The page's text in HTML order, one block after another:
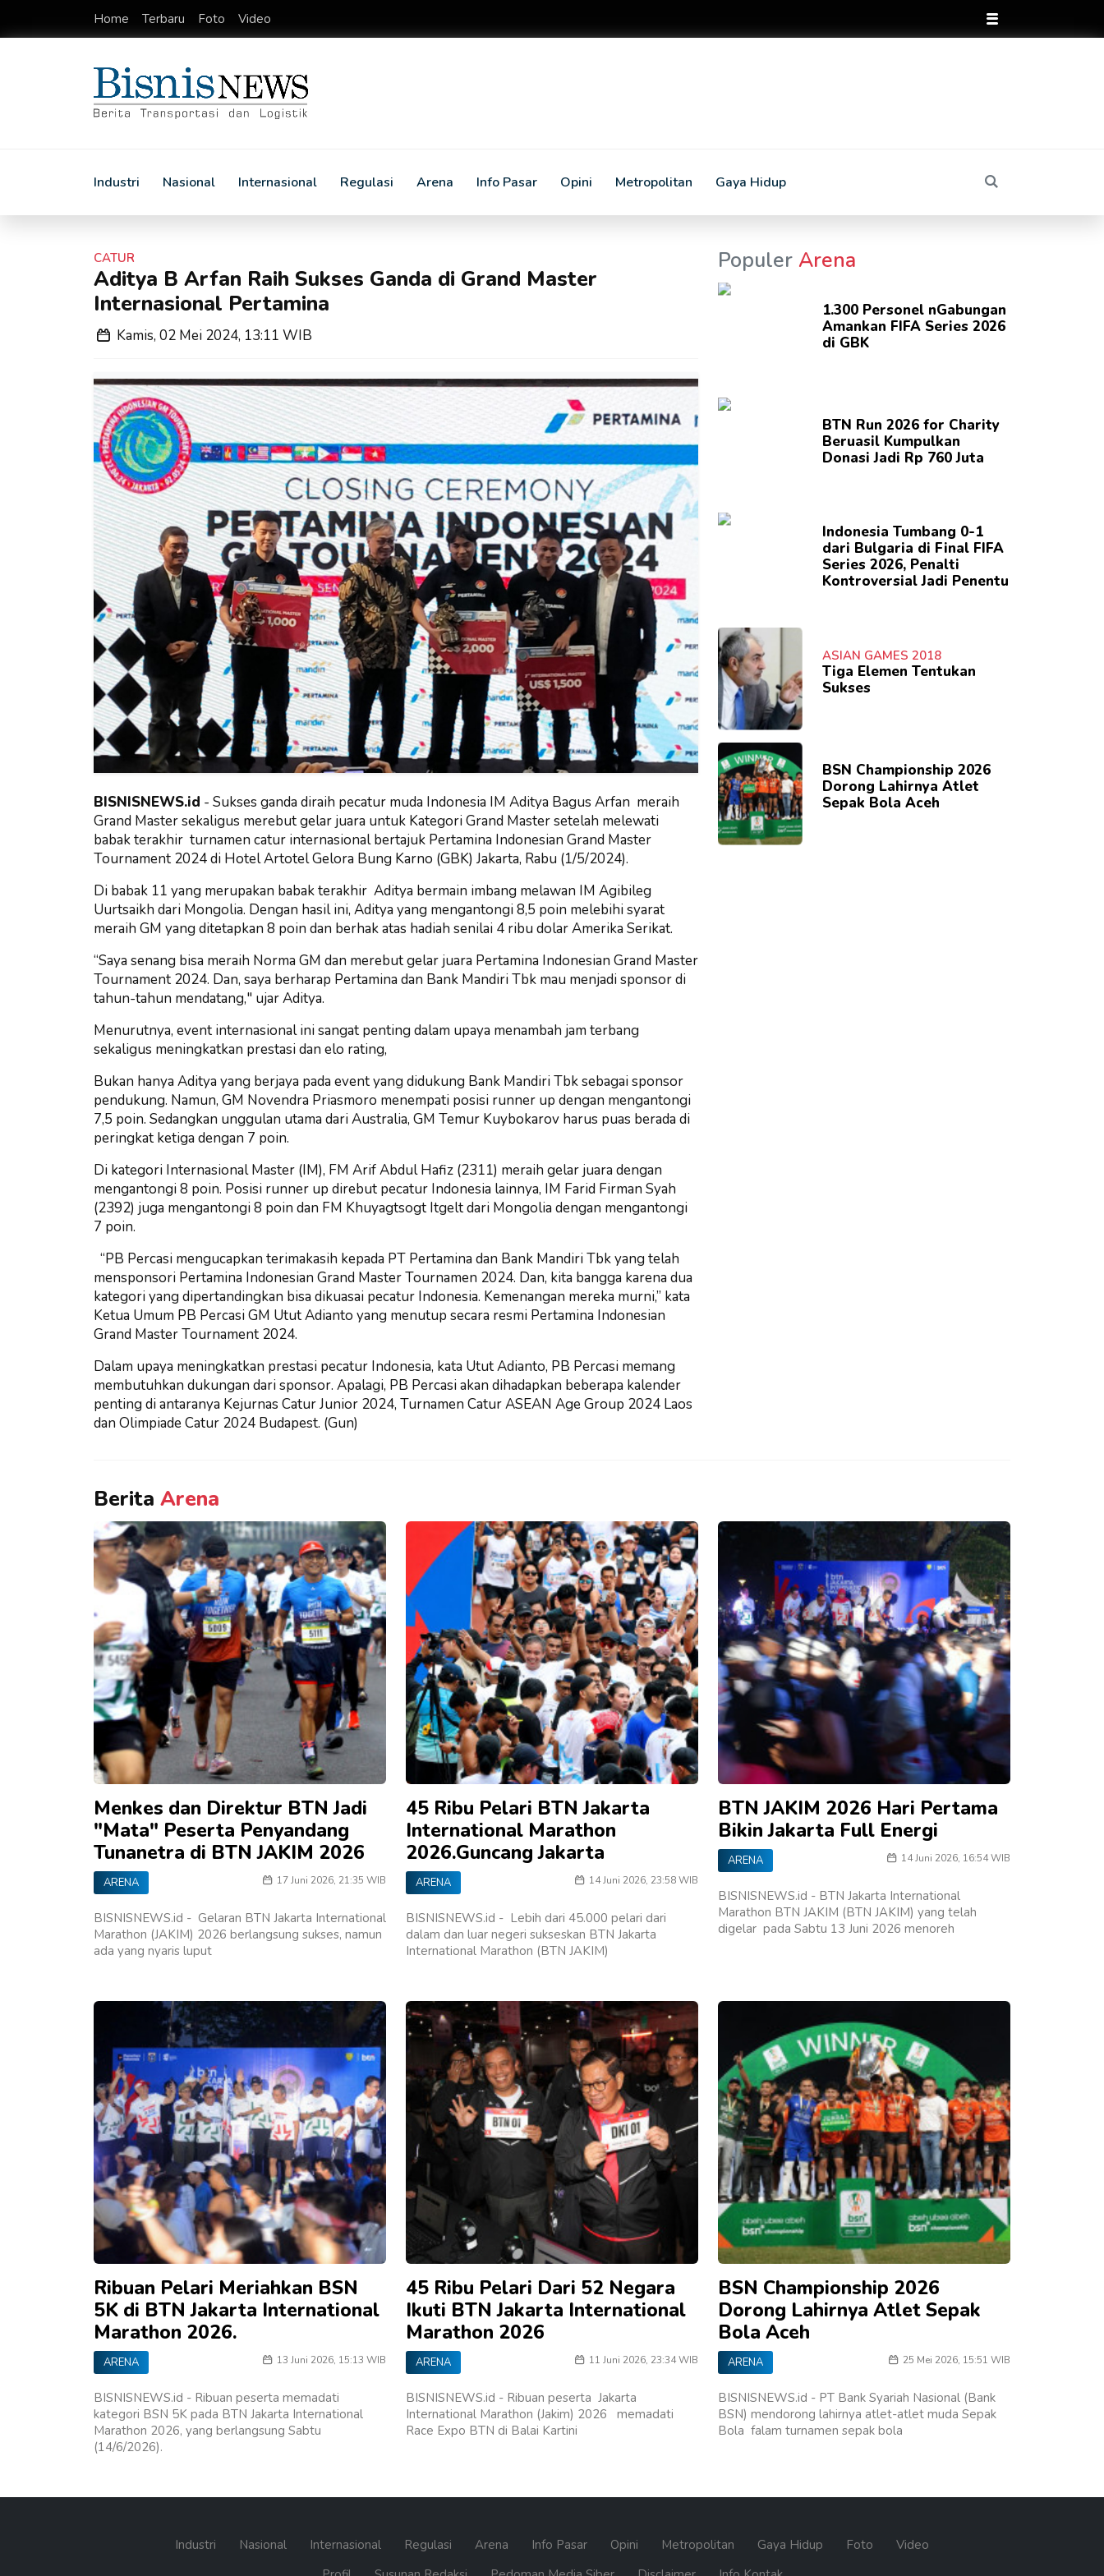
Home Terbaru Foto Video
Industri Nasional Internasional Regulasi Arena Info Pasar Opini Metropolitan Gaya Hidup
CATUR
Aditya B Arfan Raih Sukses Ganda di Grand Master
Internasional Pertamina
Kamis, 02 Mei 2024, 13:11 WIB
BISNISNEWS.id - Sukses ganda diraih pecatur muda Indonesia IM Aditya Bagus Arfan meraih
Grand Master sekaligus merebut gelar juara untuk Kategori Grand Master setelah melewati
babak terakhir turnamen catur internasional bertajuk Pertamina Indonesian Grand Master
Tournament 2024 di Hotel Artotel Gelora Bung Karno (GBK) Jakarta, Rabu (1/5/2024).
Di babak 11 yang merupakan babak terakhir Aditya bermain imbang melawan IM Agibileg
Uurtsaikh dari Mongolia. Dengan hasil ini, Aditya yang mengantongi 8,5 poin melebihi syarat
meraih GM yang ditetapkan 8 poin dan berhak atas hadiah senilai 4 ribu dolar Amerika Serikat.
“Saya senang bisa meraih Norma GM dan merebut gelar juara Pertamina Indonesian Grand Master
Tournament 2024. Dan, saya berharap Pertamina dan Bank Mandiri Tbk mau menjadi sponsor di
tahun-tahun mendatang," ujar Aditya.
Menurutnya, event internasional ini sangat penting dalam upaya menambah jam terbang
sekaligus meningkatkan prestasi dan elo rating,
Bukan hanya Aditya yang berjaya pada event yang didukung Bank Mandiri Tbk sebagai sponsor
pendukung. Namun, GM Novendra Priasmoro menempati posisi runner up dengan mengantongi
7,5 poin. Sedangkan unggulan utama dari Australia, GM Temur Kuybokarov harus puas berada di
peringkat ketiga dengan 7 poin.
Di kategori Internasional Master (IM), FM Arif Abdul Hafiz (2311) meraih gelar juara dengan
mengantongi 8 poin. Posisi runner up direbut pecatur Indonesia lainnya, IM Farid Firman Syah
(2392) juga mengantongi 8 poin dan FM Khuyagtsogt Itgelt dari Mongolia dengan mengantongi
7 poin.
“PB Percasi mengucapkan terimakasih kepada PT Pertamina dan Bank Mandiri Tbk yang telah
mensponsori Pertamina Indonesian Grand Master Tournamen 2024. Dan, kita bangga karena dua
kategori yang dipertandingkan bisa dikuasai pecatur Indonesia. Kemenangan mereka murni,” kata
Ketua Umum PB Percasi GM Utut Adianto yang menutup secara resmi Pertamina Indonesian
Grand Master Tournament 2024.
Dalam upaya meningkatkan prestasi pecatur Indonesia, kata Utut Adianto, PB Percasi memang
membutuhkan dukungan dari sponsor. Apalagi, PB Percasi akan dihadapkan beberapa kalender
penting di antaranya Kejurnas Catur Junior 2024, Turnamen Catur ASEAN Age Group 2024 Laos
dan Olimpiade Catur 2024 Budapest. (Gun)
Populer Arena
1.300 Personel nGabungan
Amankan FIFA Series 2026
di GBK
BTN Run 2026 for Charity
Beruasil Kumpulkan
Donasi Jadi Rp 760 Juta
Indonesia Tumbang 0-1
dari Bulgaria di Final FIFA
Series 2026, Penalti
Kontroversial Jadi Penentu
ASIAN GAMES 2018
Tiga Elemen Tentukan
Sukses
BSN Championship 2026
Dorong Lahirnya Atlet
Sepak Bola Aceh
Berita Arena
Menkes dan Direktur BTN Jadi
"Mata" Peserta Penyandang
Tunanetra di BTN JAKIM 2026
ARENA 17 Juni 2026, 21:35 WIB
BISNISNEWS.id - Gelaran BTN Jakarta International
Marathon (JAKIM) 2026 berlangsung sukses, namun
ada yang nyaris luput
45 Ribu Pelari BTN Jakarta
International Marathon
2026.Guncang Jakarta
ARENA 14 Juni 2026, 23:58 WIB
BISNISNEWS.id - Lebih dari 45.000 pelari dari
dalam dan luar negeri sukseskan BTN Jakarta
International Marathon (BTN JAKIM)
BTN JAKIM 2026 Hari Pertama
Bikin Jakarta Full Energi
ARENA 14 Juni 2026, 16:54 WIB
BISNISNEWS.id - BTN Jakarta International
Marathon BTN JAKIM (BTN JAKIM) yang telah
digelar pada Sabtu 13 Juni 2026 menoreh
Ribuan Pelari Meriahkan BSN
5K di BTN Jakarta International
Marathon 2026.
ARENA 13 Juni 2026, 15:13 WIB
BISNISNEWS.id - Ribuan peserta memadati
kategori BSN 5K pada BTN Jakarta International
Marathon 2026, yang berlangsung Sabtu
(14/6/2026).
45 Ribu Pelari Dari 52 Negara
Ikuti BTN Jakarta International
Marathon 2026
ARENA 11 Juni 2026, 23:34 WIB
BISNISNEWS.id - Ribuan peserta Jakarta
International Marathon (Jakim) 2026 memadati
Race Expo BTN di Balai Kartini
BSN Championship 2026
Dorong Lahirnya Atlet Sepak
Bola Aceh
ARENA 25 Mei 2026, 15:51 WIB
BISNISNEWS.id - PT Bank Syariah Nasional (Bank
BSN) mendorong lahirnya atlet-atlet muda Sepak
Bola falam turnamen sepak bola
Industri Nasional Internasional Regulasi Arena Info Pasar Opini Metropolitan Gaya Hidup Foto
Video